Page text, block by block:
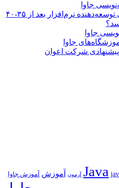
جاوا
آیا مسیر شغلی توسعه‌دهنده نرم‌افزار بعد از ۳۵-۴۰
جاوا
جاوا
شرکت اعوان
Java آزمون آموزش آموزش جاوا